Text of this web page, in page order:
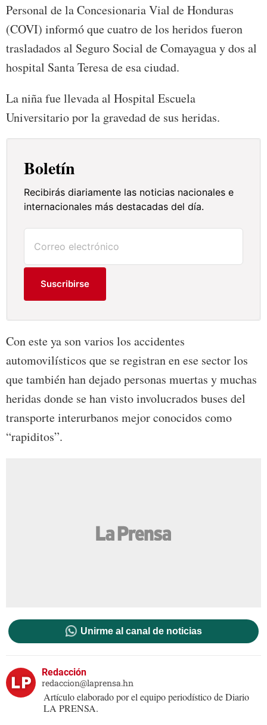
Personal de la Concesionaria Vial de Honduras
(COVI) informó que cuatro de los heridos fueron
trasladados al Seguro Social de Comayagua y dos al
hospital Santa Teresa de esa ciudad.
La niña fue llevada al Hospital Escuela
Universitario por la gravedad de sus heridas.
Boletín
Recibirás diariamente las noticias nacionales e
internacionales más destacadas del día.
Suscribirse
Con este ya son varios los accidentes
automovilísticos que se registran en ese sector los
que también han dejado personas muertas y muchas
heridas donde se han visto involucrados buses del
transporte interurbanos mejor conocidos como
“rapiditos”.
Unirme al canal de noticias
Redacción
redaccion@laprensa.hn
Artículo elaborado por el equipo periodístico de Diario
LA PRENSA.